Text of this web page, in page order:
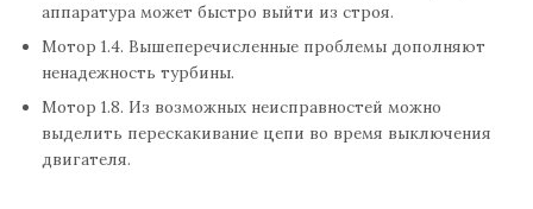
аппаратура может быстро выйти из строя.
Мотор 1.4. Вышеперечисленные проблемы дополняют
ненадежность турбины.
Мотор 1.8. Из возможных неисправностей можно
выделить перескакивание цепи во время выключения
двигателя.